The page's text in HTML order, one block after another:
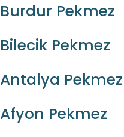
Burdur Pekmez
Bilecik Pekmez
Antalya Pekmez
Afyon Pekmez